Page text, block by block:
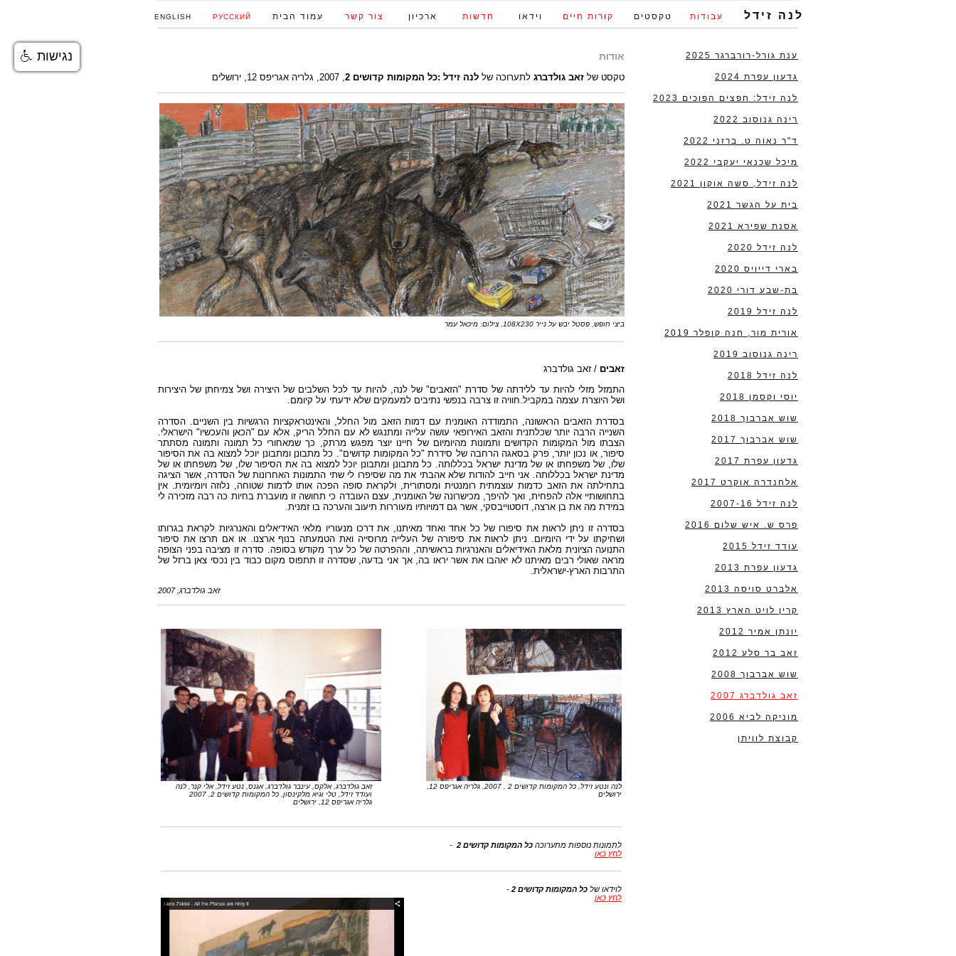
ENGLISH РУССКИЙ עמוד הבית צור קשר ארכיון חדשות וידאו קורות חיים טקסטים עבודות לנה זידל
אודות
טקסט של זאב גולדברג לתערוכה של לנה זידל :כל המקומות קדושים 2, 2007, גלריה אגריפס 12, ירושלים
ביצי חופש, פסטל יבש על נייר 108X230 , צילום: מיכאל עמר
זאבים / זאב גולדברג
התמזל מזלי להיות עד ללידתה של סדרת "הזאבים" של לנה, להיות עד לכל השלבים של היצירה ושל צמיחתן של היצירות
ושל היוצרת עצמה במקביל.חוויה זו צרבה בנפשי נתיבים למעמקים שלא ידעתי על קיומם.
בסדרת הזאבים הראשונה, התמודדה האומנית עם דמות הזאב מול החלל, והאינטראקציות הרגשיות בין השניים. הסדרה
השנייה הרבה יותר שכלתנית והזאב האירופאי עושה עלייה ומתנגש לא עם החלל הריק, אלא עם "הכאן והעכשיו" הישראלי.
הצבתו מול המקומות הקדושים ותמונות מהיומיום של חיינו יוצר מפגש מרתק, כך שמאחורי כל תמונה ותמונה מסתתר
סיפור, או נכון יותר, פרק בסאגה הרחבה של סידרת "כל המקומות קדושים". כל מתבונן ומתבונן יוכל למצוא בה את הסיפור
שלו, של משפחתו או של מדינת ישראל בכללותה. כל מתבונן ומתבונן יוכל למצוא בה את הסיפור שלו, של משפחתו או של
מדינת ישראל בכללותה. אני חייב להודות שלא אהבתי את מה שסיפרו לי שתי התמונות האחרונות של הסדרה, אשר הציגה
בתחילתה את הזאב כדמות עוצמתית רומנטית ומסתורית, ולקראת סופה הפכה אותו לדמות שטוחה, נלוזה ויומיומית. אין
בתחושותיי אלה להפחית, ואך להיפך, מכישרונה של האומנית, עצם העובדה כי תחושה זו מועברת בחיות כה רבה מזכירה לי
במידת מה את בן ארצה, דוסטוייבסקי, אשר גם דמויותיו מעוררות תיעוב והערכה בו זמנית.
בסדרה זו ניתן לראות את סיפורו של כל אחד ואחד מאיתנו, את דרכו מנעוריו מלאי האידיאלים והאנרגיות לקראת בגרותו
ושחיקתו על ידי היומיום. ניתן לראות את סיפורה של העלייה מרוסייה ואת הטמעתה בנוף ארצנו. או אם תרצו את סיפור
התנועה הציונית מלאת האידיאלים והאנרגיות בראשיתה, וההפרטה של כל ערך מקודש בסופה. סדרה זו מציבה בפני הצופה
מראה שאולי רבים מאיתנו לא יאהבו את אשר יראו בה, אך אני בדעה, שסדרה זו תתפוס מקום כבוד בין נכסי צאן ברזל של
התרבות הארץ-ישראלית.
זאב גולדברג, 2007
זאב גולדברג, אלקס, עינבר גולדברג, אגנס, נטע זידל, אלי קנר, לנה
ועודד זידל, טלי וגיא מלקינסון, כל המקומות קדושים 2, 2007
גלריה אגריפס 12, ירושלים
ירושלים
לתמונות נוספות מתערוכה כל המקומות קדושים 2
-
לחץ כאן
לוידאו של כל המקומות קדושים 2
-
לחץ כאן
ענת גורל-רורברגר 2025
גדעון עפרת 2024
לנה זידל: חפצים הפוכים 2023
רינה גנוסוב 2022
ד"ר נאוה ט. ברזני 2022
מיכל שכנאי יעקבי 2022
לנה זידל, סשה אוקון 2021
בית על הגשר 2021
אסנת שפירא 2021
לנה זידל 2020
בארי דייויס 2020
בת-שבע דורי 2020
לנה זידל 2019
אורית מור, חנה קופלר 2019
רינה גנוסוב 2019
לנה זידל 2018
יוסי וקסמן 2018
שוש אברבוך 2018
שוש אברבוך 2017
גדעון עפרת 2017
אלחנדרה אוקרט 2017
לנה זידל 2007-16
פרס ש. איש שלום 2016
עודד זידל 2015
גדעון עפרת 2013
אלברט סויסה 2013
קרין לויט הארץ 2013
יונתן אמיר 2012
זאב בר סלע 2012
שוש אברבוך 2008
זאב גולדברג 2007
מוניקה לביא 2006
קבוצת לוויתן
נגישות